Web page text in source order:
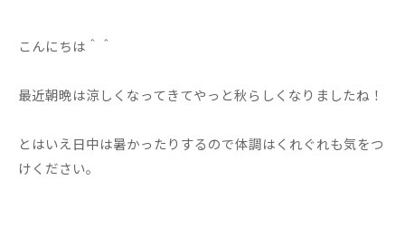
こんにちは＾＾
最近朝晩は涼しくなってきてやっと秋らしくなりましたね！
とはいえ日中は暑かったりするので体調はくれぐれも気をつ
けください。